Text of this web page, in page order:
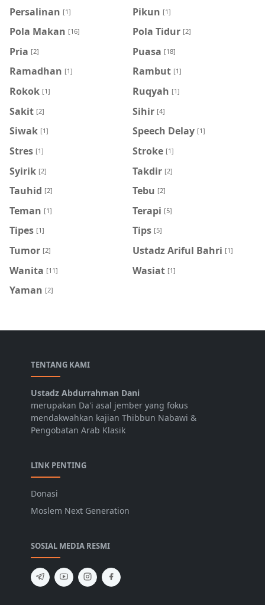
Persalinan [1] Pikun [1]
Pola Makan [16] Pola Tidur [2]
Pria [2] Puasa [18]
Ramadhan [1] Rambut [1]
Rokok [1] Ruqyah [1]
Sakit [2] Sihir [4]
Siwak [1] Speech Delay [1]
Stres [1] Stroke [1]
Syirik [2] Takdir [2]
Tauhid [2] Tebu [2]
Teman [1] Terapi [5]
Tipes [1] Tips [5]
Tumor [2] Ustadz Ariful Bahri [1]
Wanita [11] Wasiat [1]
Yaman [2]
TENTANG KAMI
Ustadz Abdurrahman Dani
merupakan Da'i asal jember yang fokus
mendakwahkan kajian Thibbun Nabawi &
Pengobatan Arab Klasik
LINK PENTING
Donasi
Moslem Next Generation
SOSIAL MEDIA RESMI